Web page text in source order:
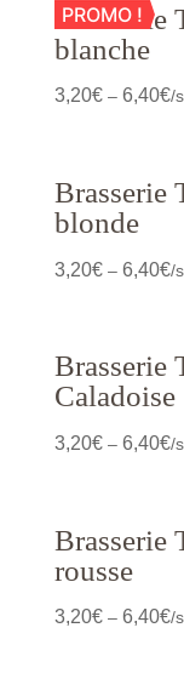
PROMO !
Brasserie
blanche
3,20€– 6,40€/
Brasserie
blonde
3,20€– 6,40€/
Brasserie
Caladoise
3,20€– 6,40€/
Brasserie
rousse
3,20€– 6,40€/